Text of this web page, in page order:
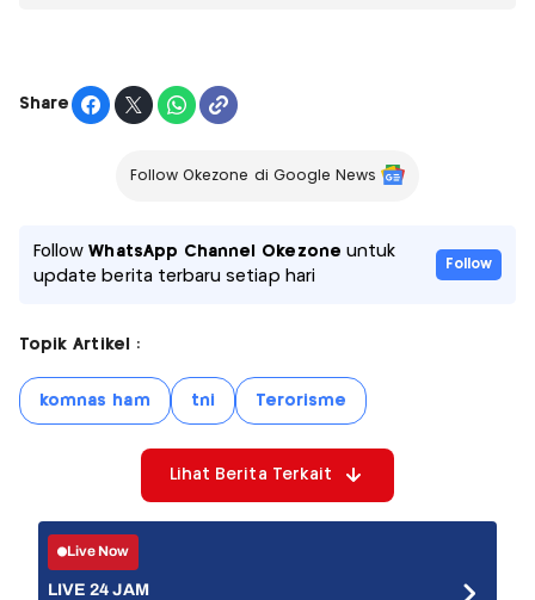
Share
Follow Okezone di Google News
FollowWhatsApp Channel Okezone untuk
update berita terbaru setiap hari
Follow
Topik Artikel :
komnas ham tni Terorisme
Lihat Berita Terkait
Live Now
LIVE 24 JAM